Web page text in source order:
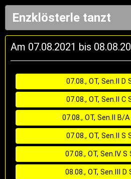
Enzklösterle tanzt
Am 07.08.2021 bis
07.08., OT, Sen.II D
07.08., OT, Sen.II C
07.08., OT, Sen.II B/
07.08., OT, Sen.II S
07.08., OT, Sen.IV
08.08., OT, Sen.III D